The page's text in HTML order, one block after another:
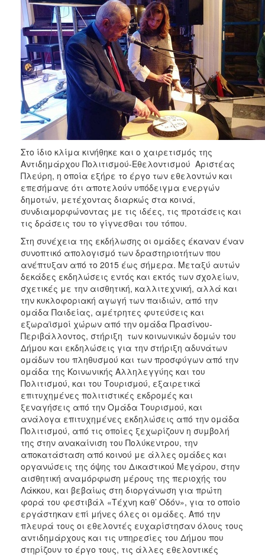
Στο ίδιο κλίμα κινήθηκε και ο χαιρετισμός της
Αντιδημάρχου Πολιτισμού-Εθελοντισμού Αριστέας
Πλεύρη, η οποία εξήρε το έργο των εθελοντών και
επεσήμανε ότι αποτελούν υπόδειγμα ενεργών
δημοτών, μετέχοντας διαρκώς στα κοινά,
συνδιαμορφώνοντας με τις ιδέες, τις προτάσεις και
τις δράσεις του το γίγνεσθαι του τόπου.
Στη συνέχεια της εκδήλωσης οι ομάδες έκαναν έναν
συνοπτικό απολογισμό των δραστηριοτήτων που
ανέπτυξαν από το 2015 έως σήμερα. Μεταξύ αυτών
δεκάδες εκδηλώσεις εντός και εκτός των σχολείων,
σχετικές με την αισθητική, καλλιτεχνική, αλλά και
την κυκλοφοριακή αγωγή των παιδιών, από την
ομάδα Παιδείας, αμέτρητες φυτεύσεις και
εξωραϊσμοί χώρων από την ομάδα Πρασίνου-
Περιβάλλοντος, στήριξη των κοινωνικών δομών του
Δήμου και εκδηλώσεις για την στήριξη αδυνάτων
ομάδων του πληθυσμού και των προσφύγων από την
ομάδα της Κοινωνικής Αλληλεγγύης και του
Πολιτισμού, και του Τουρισμού, εξαιρετικά
επιτυχημένες πολιτιστικές εκδρομές και
ξεναγήσεις από την Ομάδα Τουρισμού, και
ανάλογα επιτυχημένες εκδηλώσεις από την ομάδα
Πολιτισμού, από τις οποίες ξεχωρίζουν η συμβολή
της στην ανακαίνιση του Πολύκεντρου, την
αποκατάσταση από κοινού με άλλες ομάδες και
οργανώσεις της όψης του Δικαστικού Μεγάρου, στην
αισθητική αναμόρφωση μέρους της περιοχής του
Λάκκου, και βεβαίως στη διοργάνωση για πρώτη
φορά του φεστιβάλ «Τέχνη καθ’ Οδόν», για το οποίο
εργάστηκαν επί μήνες όλες οι ομάδες. Από την
πλευρά τους οι εθελοντές ευχαρίστησαν όλους τους
αντιδημάρχους και τις υπηρεσίες του Δήμου που
στηρίζουν το έργο τους, τις άλλες εθελοντικές